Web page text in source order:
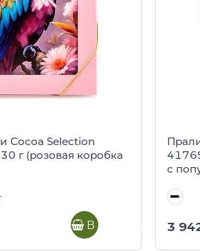
Cocoa Selection
г (розовая коробка
В корзину
с
3